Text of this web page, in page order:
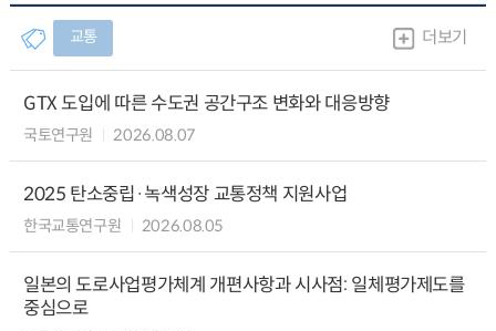
교통 더보기
GTX 도입에 따른 수도권 공간구조 변화와 대응방향
국토연구원 2026.08.07
2025 탄소중립·녹색성장 교통정책 지원사업
한국교통연구원 2026.08.05
일본의 도로사업평가체계 개편사항과 시사점: 일체평가제도를
중심으로